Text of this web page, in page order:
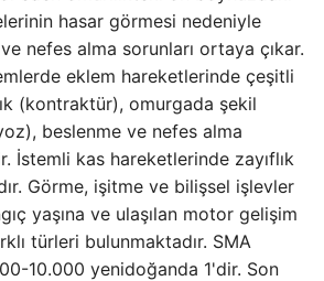
hasar görmesi nedeniyle
nefes alma sorunları ortaya çıkar.
eklem hareketlerinde çeşitli
(kontraktür), omurgada şekil
beslenme ve nefes alma
İstemli kas hareketlerinde zayıflık
Görme, işitme ve bilişsel işlevler
​​yaşına ve ulaşılan motor gelişim
türleri bulunmaktadır. SMA
10.000 yenidoğanda 1'dir. Son